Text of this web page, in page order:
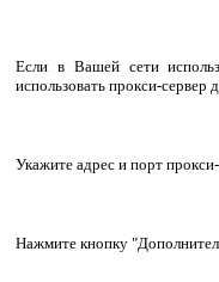
Если в Вашей сети
использовать прокси-сервер
Укажите адрес и порт
Нажмите кнопку